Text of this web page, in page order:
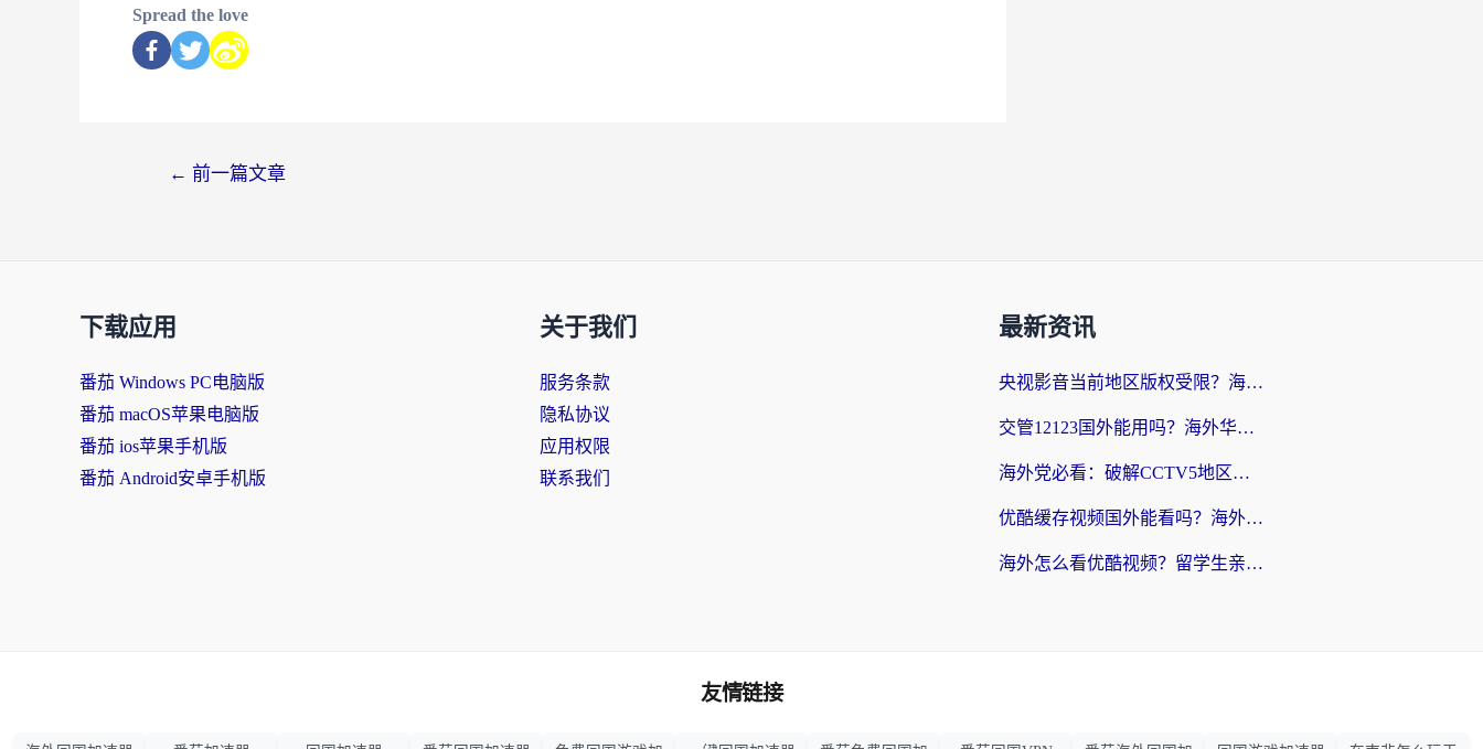
Spread the love
← 前一篇文章
下载应用
番茄 Windows PC电脑版
番茄 macOS苹果电脑版
番茄 ios苹果手机版
番茄 Android安卓手机版
关于我们
服务条款
隐私协议
应用权限
联系我们
最新资讯
央视影音当前地区版权受限？海外党追剧看片的终极解决方案来了
交管12123国外能用吗？海外华人亲测有效的回国加速器选择指南
海外党必看：破解CCTV5地区限制，这样看欧洲杯奥运直播才够爽！
优酷缓存视频国外能看吗？海外党追剧看片的终极解决方案来了
海外怎么看优酷视频？留学生亲测有效的回国加速器选择指南
友情链接